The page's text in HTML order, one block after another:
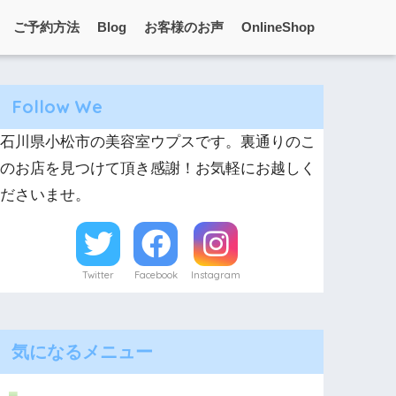
ご予約方法 Blog お客様のお声 OnlineShop
Follow We
石川県小松市の美容室ウプスです。裏通りのこ
のお店を見つけて頂き感謝！お気軽にお越しく
ださいませ。
Twitter Facebook Instagram
気になるメニュー